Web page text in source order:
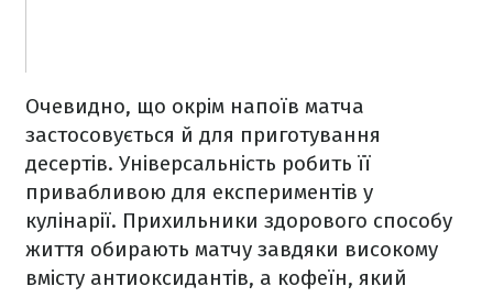
Очевидно, що окрім напоїв матча
застосовується й для приготування
десертів. Універсальність робить її
привабливою для експериментів у
кулінарії. Прихильники здорового способу
життя обирають матчу завдяки високому
вмісту антиоксидантів, а кофеїн, який